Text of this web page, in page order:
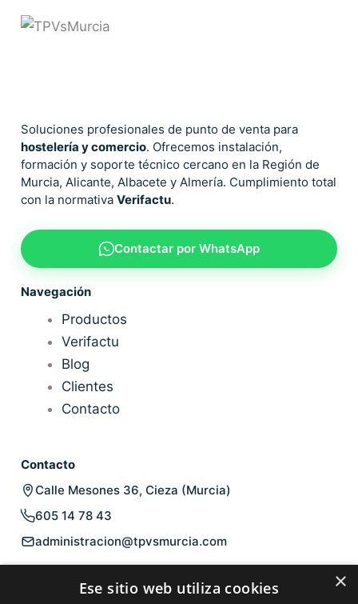
Soluciones profesionales de punto de venta para
hostelería y comercio. Ofrecemos instalación,
formación y soporte técnico cercano en la Región de
Murcia, Alicante, Albacete y Almería. Cumplimiento total
con la normativa Verifactu.
Contactar por WhatsApp
Navegación
Productos
Verifactu
Blog
Clientes
Contacto
Contacto
Calle Mesones 36, Cieza (Murcia)
605 14 78 43
administracion@tpvsmurcia.com
×
Ese sitio web utiliza cookies